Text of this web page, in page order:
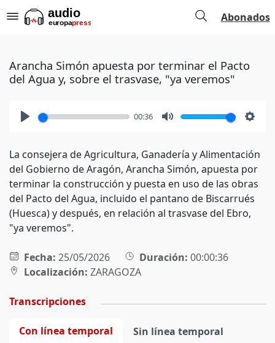
Abonados
Arancha Simón apuesta por terminar el Pacto
del Agua y, sobre el trasvase, "ya veremos"
00:36
La consejera de Agricultura, Ganadería y Alimentación
del Gobierno de Aragón, Arancha Simón, apuesta por
terminar la construcción y puesta en uso de las obras
del Pacto del Agua, incluido el pantano de Biscarrués
(Huesca) y después, en relación al trasvase del Ebro,
"ya veremos".
Fecha: 25/05/2026 Duración: 00:00:36
Localización: ZARAGOZA
Transcripciones
Con línea temporal Sin línea temporal